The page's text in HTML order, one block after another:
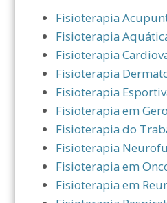
Fisioterapia
Fisioterapia
Fisioterapia
Fisioterapia
Fisioterapia
Fisioterapia em
Fisioterapia do
Fisioterapia
Fisioterapia em
Fisioterapia em